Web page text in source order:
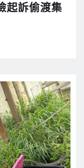
起訴偷渡集